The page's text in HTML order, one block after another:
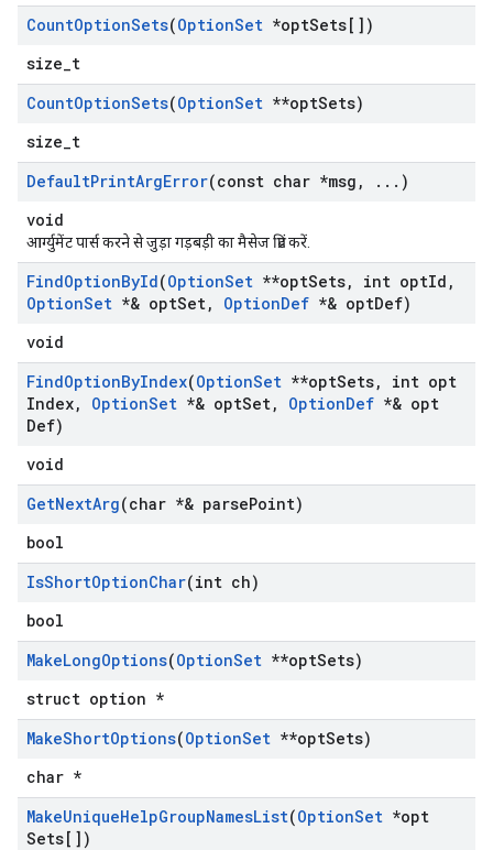
CountOptionSets(OptionSet *optSets[])
size_t
CountOptionSets(OptionSet **optSets)
size_t
DefaultPrintArgError(const char *msg , . . . )
void
आर्ग्युमेंट पार्स करने से जुड़ा गड़बड़ी का मैसेज प्रिंट करें.
FindOptionById(OptionSet **optSets, int optId ,
OptionSet *& optSet, OptionDef *& optDef)
void
FindOptionByIndex(OptionSet **optSets,
int opt
Index, OptionSet *& optSet, OptionDef *& opt
Def)
void
GetNextArg(char *& parsePoint)
bool
IsShortOptionChar(int ch)
bool
MakeLongOptions(OptionSet **optSets)
struct option *
MakeShortOptions(OptionSet **optSets)
char *
MakeUniqueHelpGroupNamesList(OptionSet *opt
Sets[])